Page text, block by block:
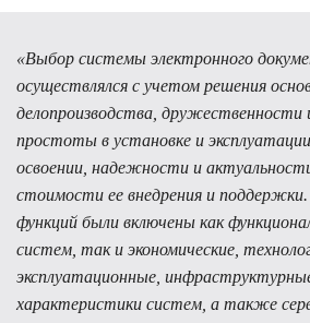
«Выбор системы электронного
осуществлялся с учетом решения
делопроизводства, дружественности
простоты в установке и
освоении, надежности и
стоимости ее внедрения и
функций были включены как
систем, так и экономические,
эксплуатационные,
характеристики систем, а также